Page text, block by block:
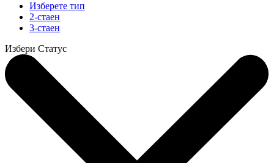
Изберете тип
2-стаен
3-стаен
Избери Статус